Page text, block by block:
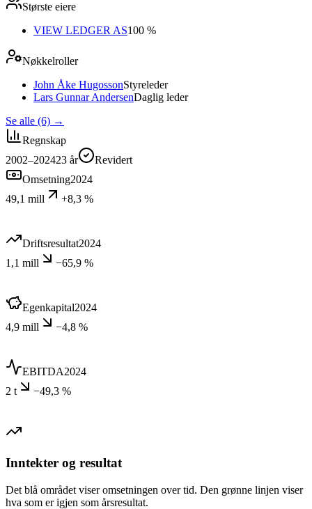
Største eiere
VIEW LEDGER AS100 %
Nøkkelroller
John Åke HugossonStyreleder
Lars Gunnar AndersenDaglig leder
Se alle (6) →
Regnskap
2002–202423 år
Revidert
Omsetning2024
49,1 mill
+8,3 %
Driftsresultat2024
1,1 mill
−65,9 %
Egenkapital2024
4,9 mill
−4,8 %
EBITDA2024
2 t
−49,3 %
Inntekter og resultat
Det blå området viser omsetningen over tid. Den grønne linjen viser
hva som er igjen som årsresultat.